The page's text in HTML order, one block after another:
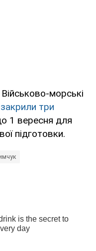
морські
закрили три
1 вересня для
підготовки.